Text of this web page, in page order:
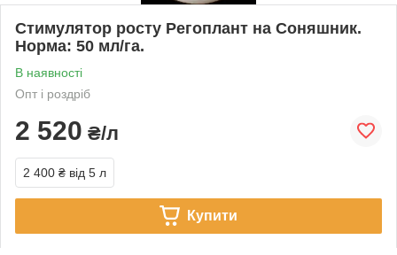
Стимулятор росту Регоплант на Соняшник.
Норма: 50 мл/га.
В наявності
Опт і роздріб
2 520 ₴/л
2 400 ₴ від 5 л
Купити